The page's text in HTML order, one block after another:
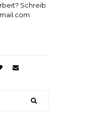
Schreib